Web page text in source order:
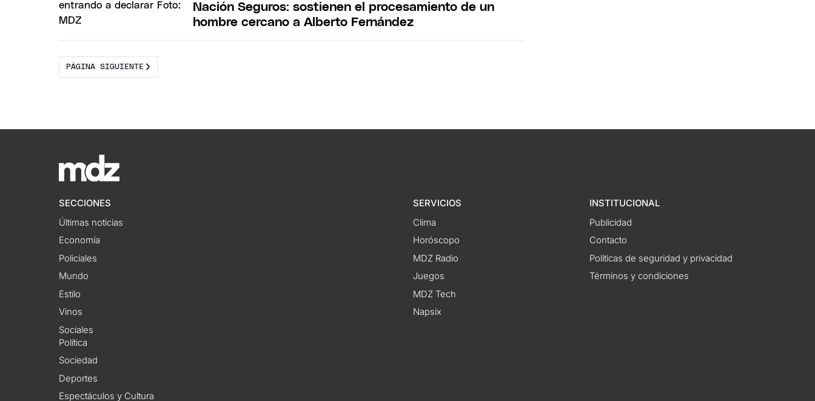
Nación Seguros: sostienen el procesamiento de un
hombre cercano a Alberto Fernández
PÁGINA SIGUIENTE
SECCIONES
Últimas noticias
Economía
Policiales
Mundo
Estilo
Vinos
Sociales
Política
Sociedad
Deportes
Espectáculos y Cultura
SERVICIOS
Clima
Horóscopo
MDZ Radio
Juegos
MDZ Tech
Napsix
INSTITUCIONAL
Publicidad
Contacto
Políticas de seguridad y privacidad
Términos y condiciones